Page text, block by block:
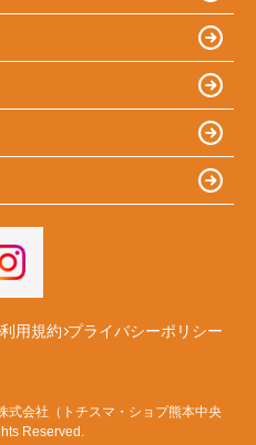
利用規約 プライバシーポリシー
式会社（トチスマ・ショプ熊本中央
Reserved.